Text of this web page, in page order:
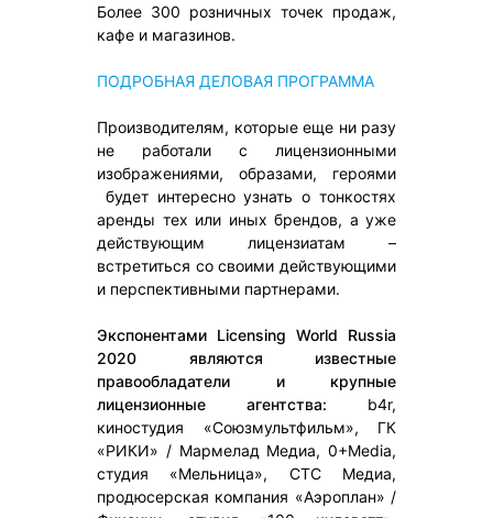
Более 300 розничных точек продаж,
кафе и магазинов.
ПОДРОБНАЯ ДЕЛОВАЯ ПРОГРАММА
Производителям, которые еще ни разу
не работали с лицензионными
изображениями, образами, героями
будет интересно узнать о тонкостях
аренды тех или иных брендов, а уже
действующим лицензиатам –
встретиться со своими действующими
и перспективными партнерами.
Экспонентами Licensing World Russia
2020 являются известные
правообладатели и крупные
лицензионные агентства: b4r,
киностудия «Союзмультфильм», ГК
«РИКИ» / Мармелад Медиа, 0+Media,
студия «Мельница», СТС Медиа,
продюсерская компания «Аэроплан» /